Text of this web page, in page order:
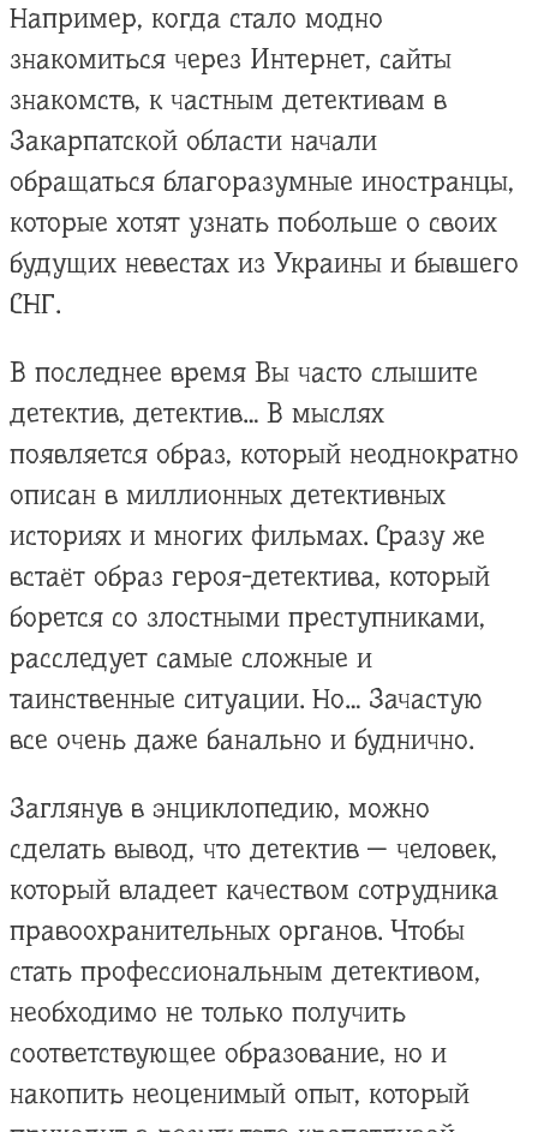
Например, когда стало модно
знакомиться через Интернет, сайты
знакомств, к частным детективам в
Закарпатской области начали
обращаться благоразумные иностранцы,
которые хотят узнать побольше о своих
будущих невестах из Украины и бывшего
СНГ.
В последнее время Вы часто слышите
детектив, детектив… В мыслях
появляется образ, который неоднократно
описан в миллионных детективных
историях и многих фильмах. Сразу же
встаёт образ героя-детектива, который
борется со злостными преступниками,
расследует самые сложные и
таинственные ситуации. Но… Зачастую
все очень даже банально и буднично.
Заглянув в энциклопедию, можно
сделать вывод, что детектив — человек,
который владеет качеством сотрудника
правоохранительных органов. Чтобы
стать профессиональным детективом,
необходимо не только получить
соответствующее образование, но и
накопить неоценимый опыт, который